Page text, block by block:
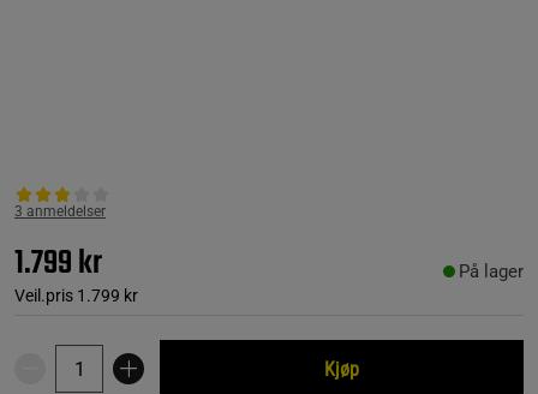
3 anmeldelser
1.799 kr
Veil.pris 1.799 kr
På lager
Kjøp